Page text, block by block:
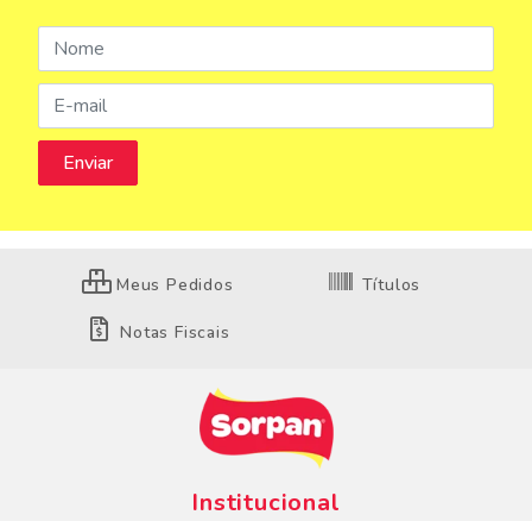
Meus Pedidos Títulos
Notas Fiscais
Institucional